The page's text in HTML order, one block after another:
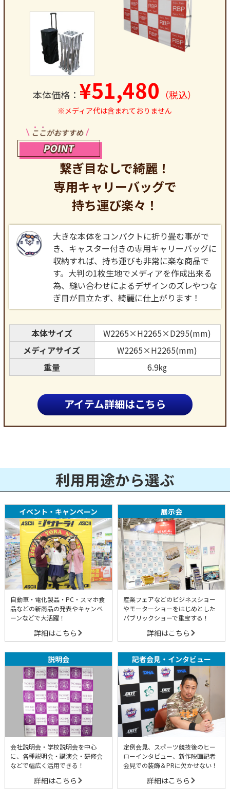
本体価格： ¥51,480 （税込）
※メディア代は含まれておりません
繋ぎ目なしで綺麗！
専用キャリーバッグで
持ち運び楽々！
大きな本体をコンパクトに折り畳む事がで
き、キャスター付きの専用キャリーバッグに
収納すれば、持ち運びも非常に楽な商品で
す。大判の1枚生地でメディアを作成出来る
為、縫い合わせによるデザインのズレやつな
ぎ目が目立たず、綺麗に仕上がります！
本体サイズ
W2265×H2265×D295(mm)
メディアサイズ
W2265×H2265(mm)
重量
6.9㎏
アイテム詳細はこちら
利用用途から選ぶ
イベント・キャンペーン
自動車・電化製品・PC・スマホ食
品などの新商品の発表やキャンペ
ーンなどで大活躍！
詳細はこちら
展示会
産業フェアなどのビジネスショー
やモーターショーをはじめとした
パブリックショーで重宝する！
詳細はこちら
説明会
会社説明会・学校説明会を中心
に、各種説明会・講演会・研修会
などで幅広く活用できる！
詳細はこちら
記者会見・インタビュー
定例会見、スポーツ競技後のヒー
ローインタビュー、新作映画記者
会見での装飾＆PRに欠かせない！
詳細はこちら